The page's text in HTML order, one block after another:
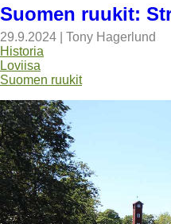
Suomen ruukit:
29.9.2024
Tony Hagerlund
Historia
Loviisa
Suomen ruukit